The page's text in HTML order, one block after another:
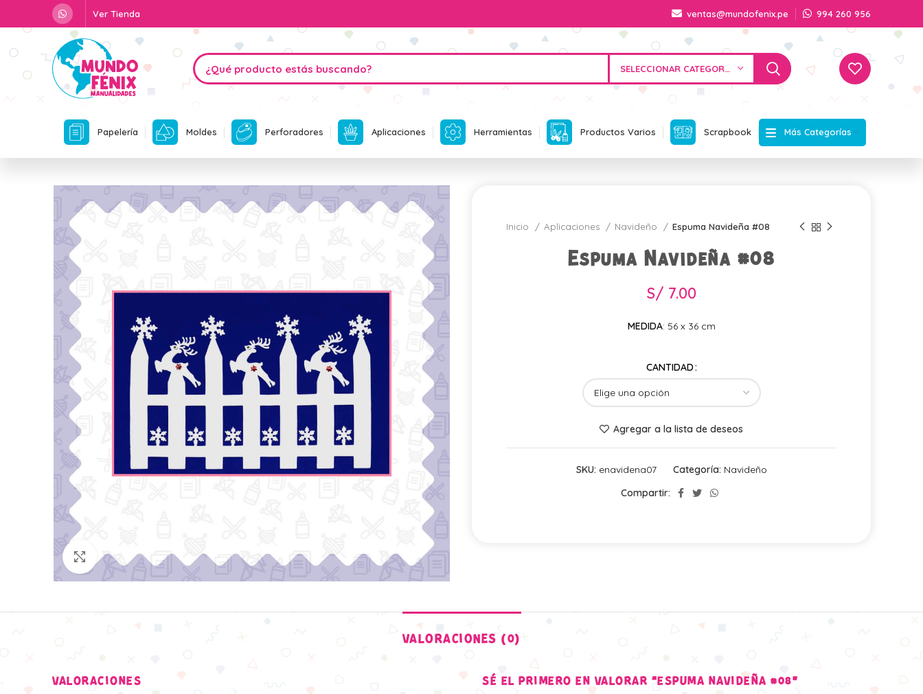
Ver Tienda ventas@mundofenix.pe 994 260 956
SELECCIONAR CATEGORÍA
Papelería Moldes Perforadores Aplicaciones Herramientas Productos Varios Scrapbook Más Categorías
Click para agrandar
Inicio Aplicaciones Navideño Espuma Navideña #08
Espuma Navideña #08
S/ 7.00
MEDIDA: 56 x 36 cm
CANTIDAD
Agregar a la lista de deseos
SKU: enavidena07 Categoría: Navideño
Compartir:
VALORACIONES (0)
VALORACIONES SÉ EL PRIMERO EN VALORAR “ESPUMA NAVIDEÑA #08”